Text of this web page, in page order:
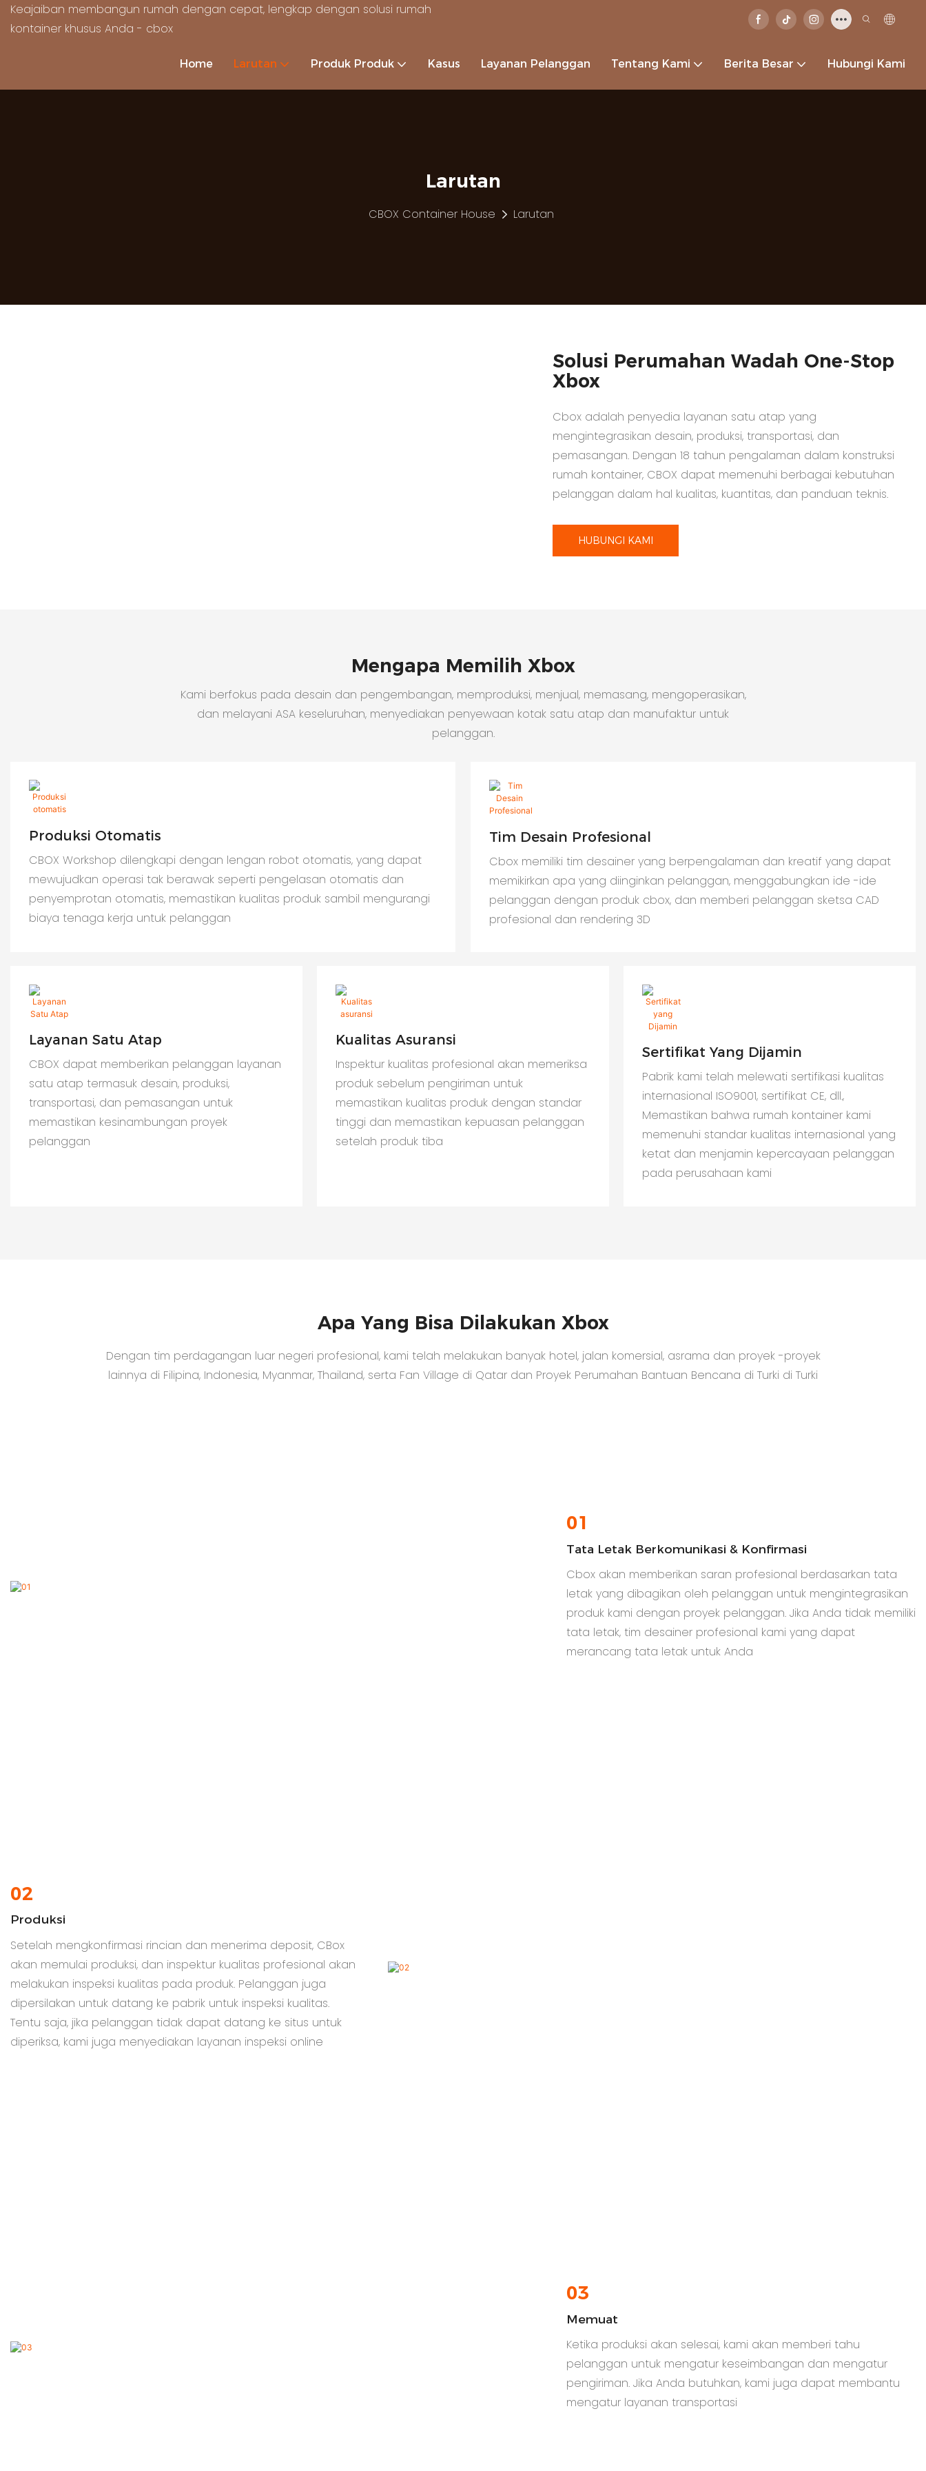
Keajaiban membangun rumah dengan cepat, lengkap dengan solusi rumah
kontainer khusus Anda - cbox
Home Larutan Produk Produk Kasus Layanan Pelanggan Tentang Kami Berita Besar Hubungi Kami
Larutan
CBOX Container House Larutan
Solusi Perumahan Wadah One-Stop
Xbox
Cbox adalah penyedia layanan satu atap yang
mengintegrasikan desain, produksi, transportasi, dan
pemasangan. Dengan 18 tahun pengalaman dalam konstruksi
rumah kontainer, CBOX dapat memenuhi berbagai kebutuhan
pelanggan dalam hal kualitas, kuantitas, dan panduan teknis.
HUBUNGI KAMI
Mengapa Memilih Xbox
Kami berfokus pada desain dan pengembangan, memproduksi, menjual, memasang, mengoperasikan,
dan melayani ASA keseluruhan, menyediakan penyewaan kotak satu atap dan manufaktur untuk
pelanggan.
Produksi Otomatis
CBOX Workshop dilengkapi dengan lengan robot otomatis, yang dapat
mewujudkan operasi tak berawak seperti pengelasan otomatis dan
penyemprotan otomatis, memastikan kualitas produk sambil mengurangi
biaya tenaga kerja untuk pelanggan
Tim Desain Profesional
Cbox memiliki tim desainer yang berpengalaman dan kreatif yang dapat
memikirkan apa yang diinginkan pelanggan, menggabungkan ide -ide
pelanggan dengan produk cbox, dan memberi pelanggan sketsa CAD
profesional dan rendering 3D
Layanan Satu Atap
CBOX dapat memberikan pelanggan layanan
satu atap termasuk desain, produksi,
transportasi, dan pemasangan untuk
memastikan kesinambungan proyek
pelanggan
Kualitas Asuransi
Inspektur kualitas profesional akan memeriksa
produk sebelum pengiriman untuk
memastikan kualitas produk dengan standar
tinggi dan memastikan kepuasan pelanggan
setelah produk tiba
Sertifikat Yang Dijamin
Pabrik kami telah melewati sertifikasi kualitas
internasional ISO9001, sertifikat CE, dll.,
Memastikan bahwa rumah kontainer kami
memenuhi standar kualitas internasional yang
ketat dan menjamin kepercayaan pelanggan
pada perusahaan kami
Apa Yang Bisa Dilakukan Xbox
Dengan tim perdagangan luar negeri profesional, kami telah melakukan banyak hotel, jalan komersial, asrama dan proyek -proyek
lainnya di Filipina, Indonesia, Myanmar, Thailand, serta Fan Village di Qatar dan Proyek Perumahan Bantuan Bencana di Turki di Turki
01
Tata Letak Berkomunikasi & Konfirmasi
Cbox akan memberikan saran profesional berdasarkan tata
letak yang dibagikan oleh pelanggan untuk mengintegrasikan
produk kami dengan proyek pelanggan. Jika Anda tidak memiliki
tata letak, tim desainer profesional kami yang dapat
merancang tata letak untuk Anda
02
Produksi
Setelah mengkonfirmasi rincian dan menerima deposit, CBox
akan memulai produksi, dan inspektur kualitas profesional akan
melakukan inspeksi kualitas pada produk. Pelanggan juga
dipersilakan untuk datang ke pabrik untuk inspeksi kualitas.
Tentu saja, jika pelanggan tidak dapat datang ke situs untuk
diperiksa, kami juga menyediakan layanan inspeksi online
03
Memuat
Ketika produksi akan selesai, kami akan memberi tahu
pelanggan untuk mengatur keseimbangan dan mengatur
pengiriman. Jika Anda butuhkan, kami juga dapat membantu
mengatur layanan transportasi